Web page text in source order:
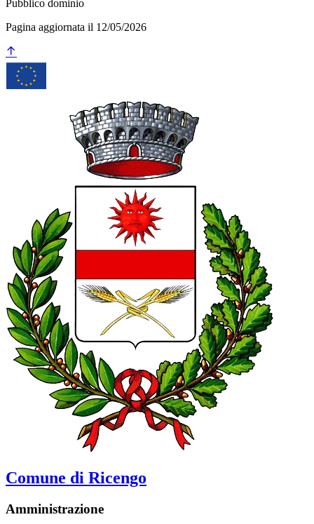
Pubblico dominio
Pagina aggiornata il 12/05/2026
Comune di Ricengo
Amministrazione